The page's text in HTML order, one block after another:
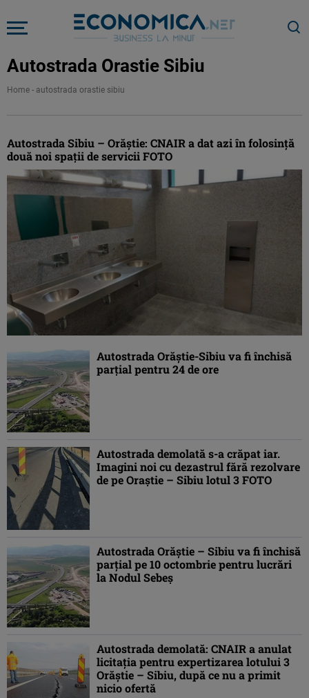
Autostrada Orastie Sibiu
Home - autostrada orastie sibiu
Autostrada Sibiu – Orăștie: CNAIR a dat azi în folosință
două noi spații de servicii FOTO
Autostrada Orăştie-Sibiu va fi închisă
parţial pentru 24 de ore
Autostrada demolată s-a crăpat iar.
Imagini noi cu dezastrul fără rezolvare
de pe Oraștie – Sibiu lotul 3 FOTO
Autostrada Orăştie – Sibiu va fi închisă
parţial pe 10 octombrie pentru lucrări
la Nodul Sebeş
Autostrada demolată: CNAIR a anulat
licitaţia pentru expertizarea lotului 3
Orăştie – Sibiu, după ce nu a primit
nicio ofertă